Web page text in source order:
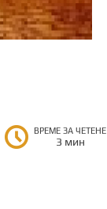
ВРЕМЕ ЗА ЧЕТЕНЕ
3 мин